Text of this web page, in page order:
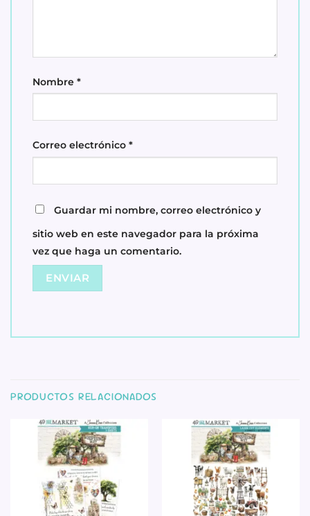
Nombre *
Correo electrónico *
Guardar mi nombre, correo electrónico y
sitio web en este navegador para la próxima
vez que haga un comentario.
PRODUCTOS RELACIONADOS